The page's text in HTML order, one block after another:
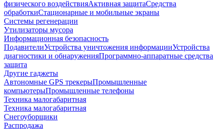
физического воздействияАктивная защитаСредства
обработкиСтационарные и мобильные экраны
Системы регенерации
Утилизаторы мусора
Информационная безопасность
ПодавителиУстройства уничтожения информацииУстройства
диагностики и обнаруженияПрограммно-аппаратные средства
защита
Другие гаджеты
Автономные GPS трекерыПромышленные
компьютерыПромышленные телефоны
Техника малогабаритная
Техника малогабаритная
Снегоуборщики
Распродажа